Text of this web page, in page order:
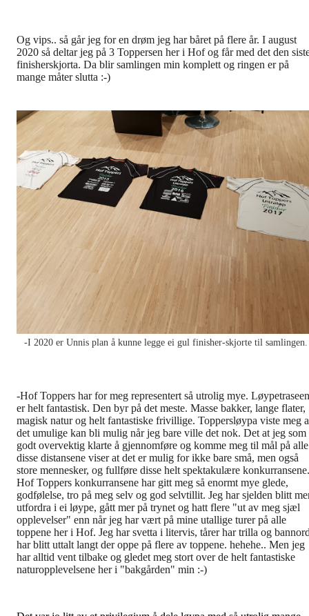
Og vips.. så går jeg for en drøm jeg har båret på flere år. I august
2020 så deltar jeg på 3 Toppersen her i Hof og får med det den
finisherskjorta. Da blir samlingen min komplett og ringen er på
mange måter slutta :-)
-I 2020 er Unnis plan å kunne legge ei gul finisher-skjorte til samlingen.
-Hof Toppers har for meg representert så utrolig mye. Løypetraseen
er helt fantastisk. Den byr på det meste. Masse bakker, lange flater,
magisk natur og helt fantastiske frivillige. Toppersløypa viste meg
det umulige kan bli mulig når jeg bare ville det nok. Det at jeg som
godt overvektig klarte å gjennomføre og komme meg til mål på alle
disse distansene viser at det er mulig for ikke bare små, men også
store mennesker, og fullføre disse helt spektakulære konkurransene.
Hof Toppers konkurransene har gitt meg så enormt mye glede,
godfølelse, tro på meg selv og god selvtillit. Jeg har sjelden blitt
utfordra i ei løype, gått mer på trynet og hatt flere "ut av meg sjæl
opplevelser" enn når jeg har vært på mine utallige turer på alle
toppene her i Hof. Jeg har svetta i litervis, tårer har trilla og
har blitt uttalt langt der oppe på flere av toppene. hehehe.. Men jeg
har alltid vent tilbake og gledet meg stort over de helt fantastiske
naturopplevelsene her i "bakgården" min :-)